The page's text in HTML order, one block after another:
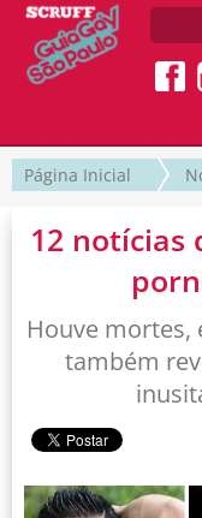
Página Inicial
12 notícias
Houve mortes,
também